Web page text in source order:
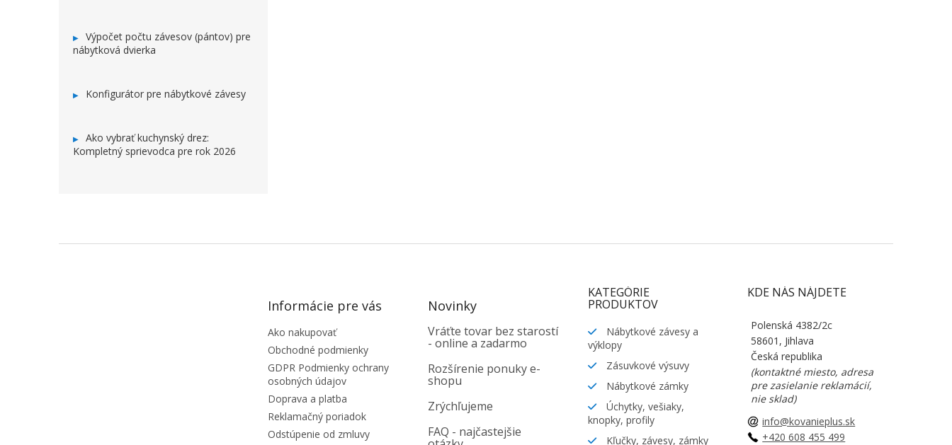
Výpočet počtu závesov (pántov) pre
nábytková dvierka
Konfigurátor pre nábytkové závesy
Ako vybrať kuchynský drez:
Kompletný sprievodca pre rok 2026
Informácie pre vás
Ako nakupovať
Obchodné podmienky
GDPR Podmienky ochrany
osobných údajov
Doprava a platba
Reklamačný poriadok
Odstúpenie od zmluvy
Novinky
Vráťte tovar bez starostí
- online a zadarmo
Rozšírenie ponuky e-
shopu
Zrýchľujeme
FAQ - najčastejšie
KATEGÓRIE
PRODUKTOV
Nábytkové závesy a
výklopy
Zásuvkové výsuvy
Nábytkové zámky
Úchytky, vešiaky,
knopky, profily
Kľučky, závesy, zámky
KDE NÁS NÁJDETE
Polenská 4382/2c
58601, Jihlava
Česká republika
(kontaktné miesto, adresa
pre zasielanie reklamácií,
nie sklad)
info@kovanieplus.sk
+420 608 455 499